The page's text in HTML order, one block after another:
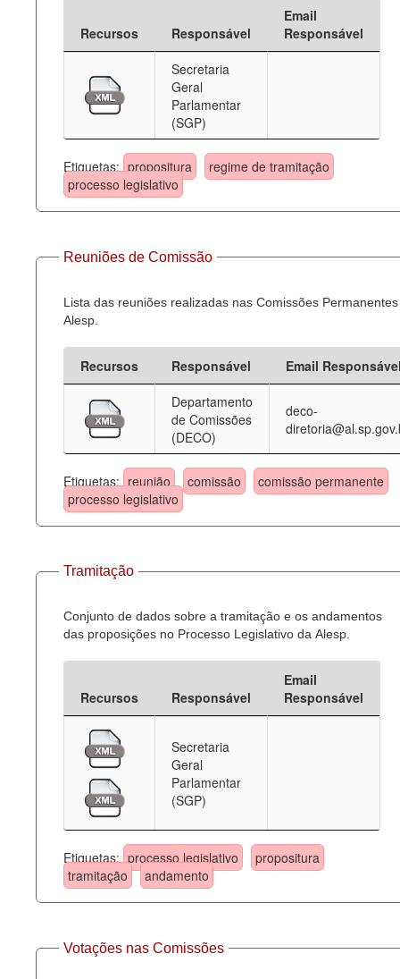
Recursos Responsável
Email
Responsável
Secretaria
Geral
Parlamentar
(SGP)
Etiquetas: propositura
regime de tramitação
processo legislativo
Reuniões de Comissão
Lista das reuniões realizadas nas Comissões
Alesp.
Recursos Responsável
Email
Departamento
de Comissões
(DECO)
deco-
Etiquetas: reunião comissão
comissão permanente
processo legislativo
Tramitação
Conjunto de dados sobre a tramitação e os andamentos
das proposições no Processo Legislativo da Alesp.
Recursos Responsável
Email
Responsável
Secretaria
Geral
Parlamentar
(SGP)
Etiquetas: processo legislativo
propositura
tramitação
andamento
Votações nas Comissões